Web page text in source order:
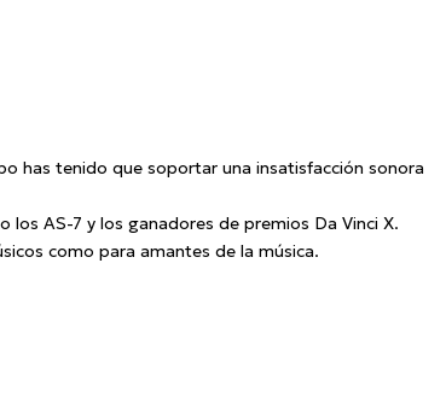
has tenido que soportar una insatisfacción sonora
AS-7 y los ganadores de premios Da Vinci X.
como para amantes de la música.